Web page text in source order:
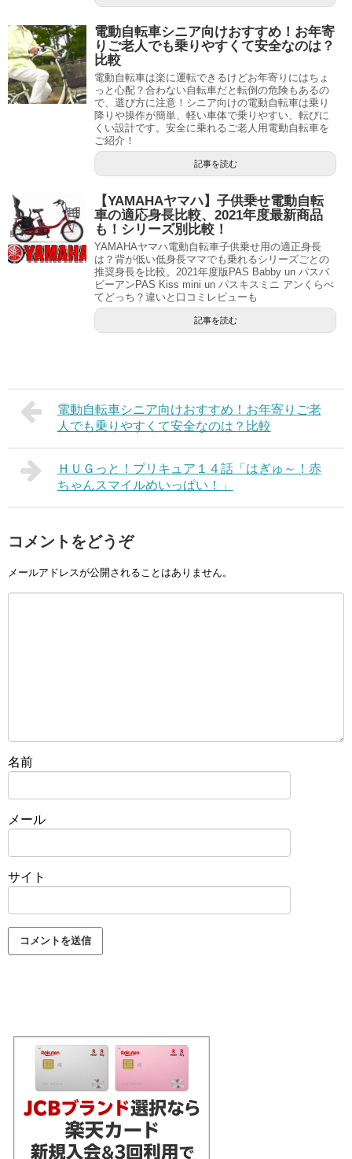
電動自転車シニア向けおすすめ！お年寄
りご老人でも乗りやすくて安全なのは？
比較
電動自転車は楽に運転できるけどお年寄りにはちょ
っと心配？合わない自転車だと転倒の危険もあるの
で、選び方に注意！シニア向けの電動自転車は乗り
降りや操作が簡単、軽い車体で乗りやすい、転びに
くい設計です。安全に乗れるご老人用電動自転車を
ご紹介！
記事を読む
【YAMAHAヤマハ】子供乗せ電動自転
車の適応身長比較、2021年度最新商品
も！シリーズ別比較！
YAMAHAヤマハ電動自転車子供乗せ用の適正身長
は？背が低い低身長ママでも乗れるシリーズごとの
推奨身長を比較。2021年度版PAS Babby un パスバ
ビーアンPAS Kiss mini un パスキスミニ アンくらべ
てどっち？違いと口コミレビューも
記事を読む
電動自転車シニア向けおすすめ！お年寄りご老
人でも乗りやすくて安全なのは？比較
ＨＵＧっと！プリキュア１４話「はぎゅ～！赤
ちゃんスマイルめいっぱい！」
コメントをどうぞ
メールアドレスが公開されることはありません。
名前
メール
サイト